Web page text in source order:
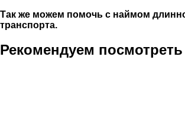
Так же можем помочь с наймом
транспорта.
Рекомендуем посмотреть